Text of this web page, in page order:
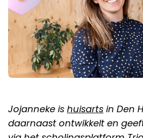
Jojanneke is huisarts in Den
daarnaast ontwikkelt en